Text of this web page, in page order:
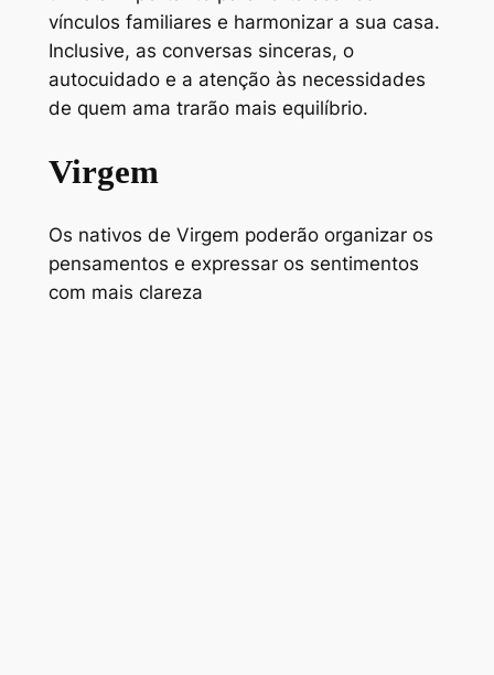
vínculos familiares e harmonizar a sua casa.
Inclusive, as conversas sinceras, o
autocuidado e a atenção às necessidades
de quem ama trarão mais equilíbrio.
Virgem
Os nativos de Virgem poderão organizar os
pensamentos e expressar os sentimentos
com mais clareza